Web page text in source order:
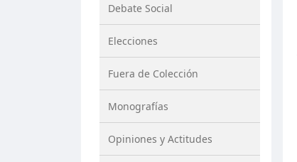
Debate Social
Elecciones
Fuera de Colección
Monografías
Opiniones y Actitudes